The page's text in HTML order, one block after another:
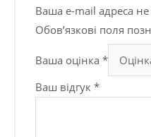
Ваша e-mail адреса
Обов’язкові поля
Ваша оцінка *
Ваш відгук *